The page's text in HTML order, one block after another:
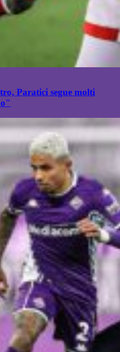
Paratici segue molti